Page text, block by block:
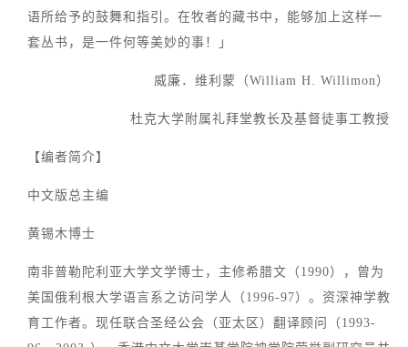
语所给予的鼓舞和指引。在牧者的藏书中，能够加上这样一
套丛书，是一件何等美妙的事！」
威廉．维利蒙（William H. Willimon）
杜克大学附属礼拜堂教长及基督徒事工教授
【编者简介】
中文版总主编
黄锡木博士
南非普勒陀利亚大学文学博士，主修希腊文（1990），曾为
美国俄利根大学语言系之访问学人（1996-97）。资深神学教
育工作者。现任联合圣经公会（亚太区）翻译顾问（1993-